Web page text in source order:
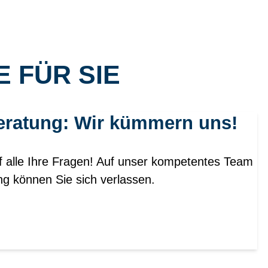
FÜR SIE
Wir kümmern uns!
alle Ihre Fragen! Auf unser kompetentes Team
können Sie sich verlassen.